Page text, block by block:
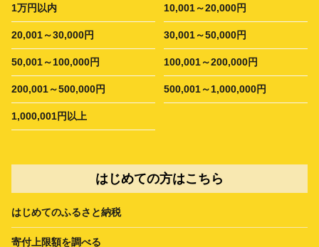
1万円以内 10,001～20,000円
20,001～30,000円 30,001～50,000円
50,001～100,000円 100,001～200,000円
200,001～500,000円 500,001～1,000,000円
1,000,001円以上
はじめての方はこちら
はじめてのふるさと納税
寄付上限額を調べる